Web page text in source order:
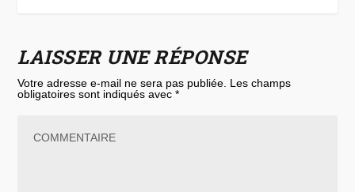
LAISSER UNE RÉPONSE
Votre adresse e-mail ne sera pas publiée. Les champs
obligatoires sont indiqués avec*